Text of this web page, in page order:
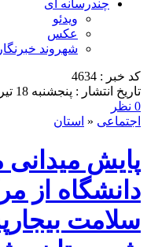
چندرسانه ای
ویدئو
عکس
شهروند خبرنگار
کد خبر : 4634
تاریخ انتشار : پنجشنبه 18 تیر 1405 - 22:50
0 نظر
اجتماعی « استان
پایش میدانی
دانشگاه از
سلامت